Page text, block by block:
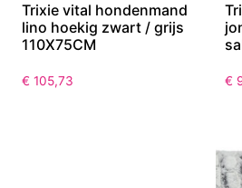
Trixie vital hondenmand
lino hoekig zwart / grijs
110X75CM
€ 105,73 €